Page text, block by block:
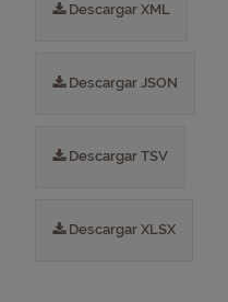
Descargar XML
Descargar JSON
Descargar TSV
Descargar XLSX